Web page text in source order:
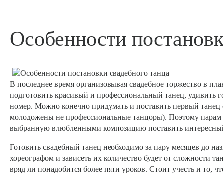
Особенности
В последнее время организовывая свадебное торжество в
подготовить красивый и профессиональный танец, удивить
номер. Можно конечно придумать и поставить первый танец
молодожены не профессиональные танцоры). Поэтому
выбранную влюбленными композицию поставить
Готовить свадебный танец необходимо за пару месяцев до
хореографом и зависеть их количество будет от сложности
вряд ли понадобится более пяти уроков. Стоит учесть и то,